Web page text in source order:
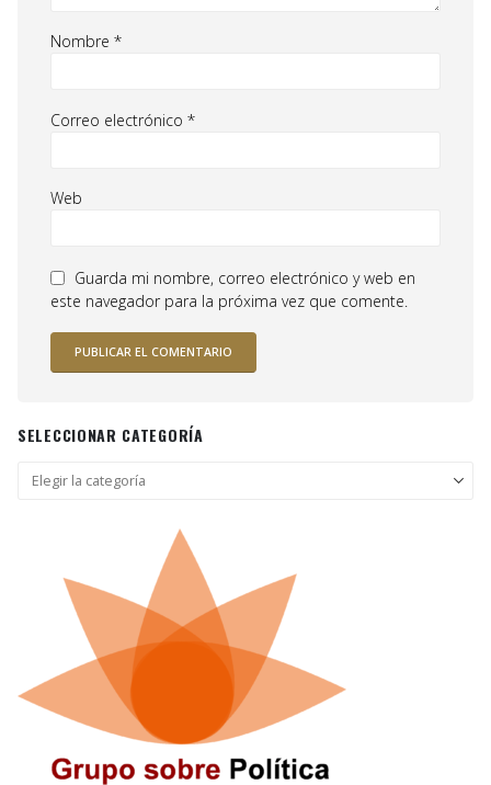
Nombre *
Correo electrónico *
Web
Guarda mi nombre, correo electrónico y web en
este navegador para la próxima vez que comente.
SELECCIONAR CATEGORÍA
Seleccionar
categoría